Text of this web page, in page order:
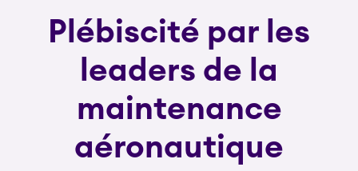
Plébiscité par les
leaders de la
maintenance
aéronautique